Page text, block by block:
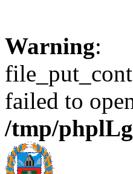
Warning:
failed to
/tmp/